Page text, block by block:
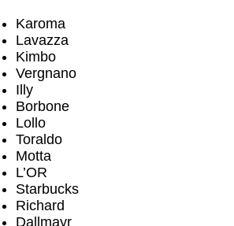
Karoma
Lavazza
Kimbo
Vergnano
Illy
Borbone
Lollo
Toraldo
Motta
L’OR
Starbucks
Richard
Dallmayr